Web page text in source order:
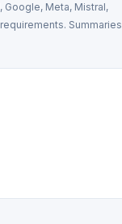
Meta, Mistral,
Summaries